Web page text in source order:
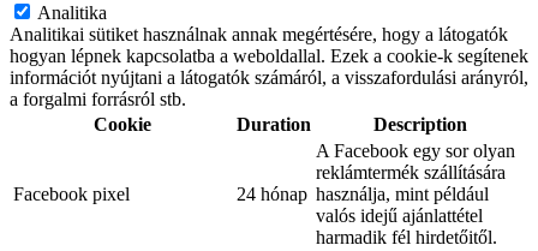
Analitika
Analitikai sütiket használnak annak megértésére, hogy a látogatók
hogyan lépnek kapcsolatba a weboldallal. Ezek a cookie-k segítenek
információt nyújtani a látogatók számáról, a visszafordulási arányról,
a forgalmi forrásról stb.
Cookie
Duration Description
Facebook pixel 24 hónap
A Facebook egy sor olyan
reklámtermék szállítására
használja, mint például
valós idejű ajánlattétel
harmadik fél hirdetőitől.